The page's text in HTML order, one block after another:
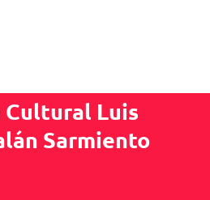
Cultural Luis
Sarmiento